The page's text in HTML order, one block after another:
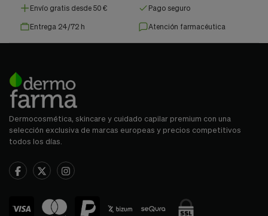
Envío gratis desde 50 € Pago seguro
Entrega 24/72 h Atención farmacéutica
Dermocosmética, skincare y cuidado capilar premium con una
selección exclusiva de marcas europeas y precios competitivos
todos los días.